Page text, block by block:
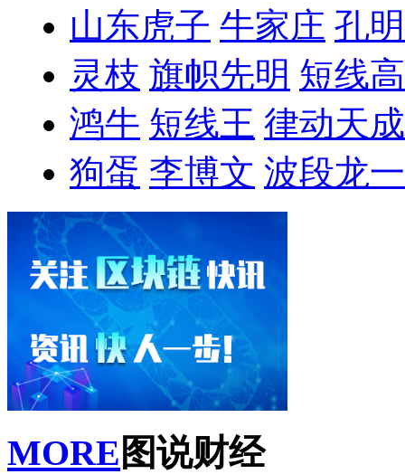
山东虎子 牛家庄 孔
灵枝 旗帜先明 短线
鸿牛 短线王 律动天成
狗蛋 李博文 波段龙一
MORE 图说财经